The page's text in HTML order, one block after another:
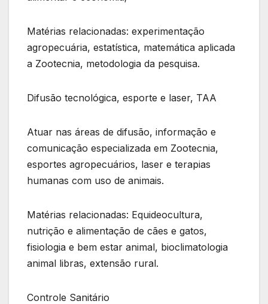
Matérias relacionadas: experimentação
agropecuária, estatística, matemática aplicada
a Zootecnia, metodologia da pesquisa.
Difusão tecnológica, esporte e laser, TAA
Atuar nas áreas de difusão, informação e
comunicação especializada em Zootecnia,
esportes agropecuários, laser e terapias
humanas com uso de animais.
Matérias relacionadas: Equideocultura,
nutrição e alimentação de cães e gatos,
fisiologia e bem estar animal, bioclimatologia
animal libras, extensão rural.
Controle Sanitário